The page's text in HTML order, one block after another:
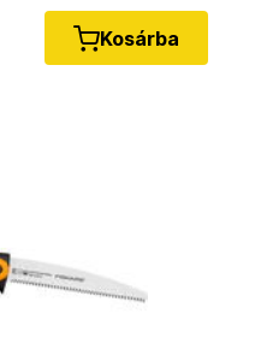
Kosárba